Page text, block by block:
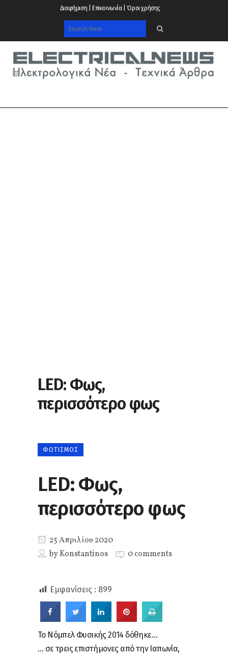
Διαφήμιση | Επικοινωνία | Όροι χρήσης
LED: Φως,
περισσότερο φως
ΦΩΤΙΣΜΌΣ
LED: Φως,
περισσότερο φως
25 Απριλίου 2020
byKonstantinos 0 comments
Εμφανίσεις : 899
Το Νόμπελ Φυσικής 2014 δόθηκε…
… σε τρεις επιστήμονες από την Ιαπωνία,